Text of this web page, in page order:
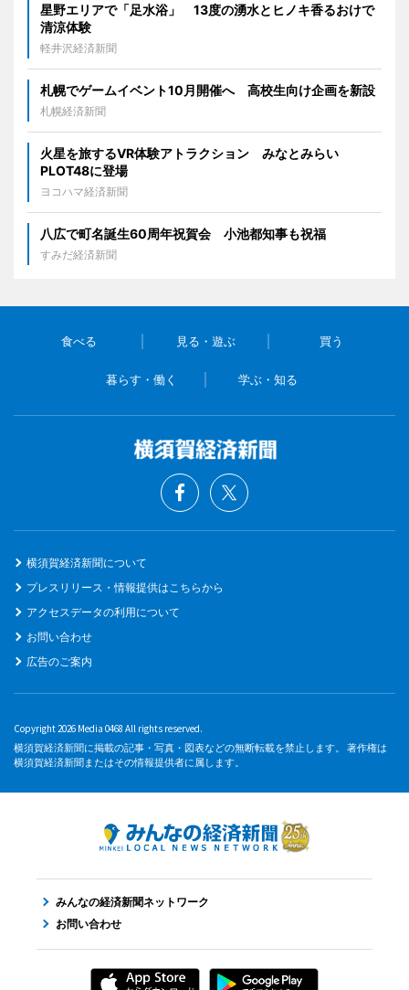
星野エリアで「足水浴」 13度の湧水とヒノキ香るおけで
清涼体験
軽井沢経済新聞
札幌でゲームイベント10月開催へ 高校生向け企画を新設
札幌経済新聞
火星を旅するVR体験アトラクション みなとみらい
PLOT48に登場
ヨコハマ経済新聞
八広で町名誕生60周年祝賀会 小池都知事も祝福
すみだ経済新聞
食べる 見る・遊ぶ 買う
暮らす・働く 学ぶ・知る
横須賀経済新聞について
プレスリリース・情報提供はこちらから
アクセスデータの利用について
お問い合わせ
広告のご案内
Copyright 2026 Media 0468 All rights reserved.
横須賀経済新聞に掲載の記事・写真・図表などの無断転載を禁止します。 著作権は
横須賀経済新聞またはその情報提供者に属します。
みんなの経済新聞ネットワーク
お問い合わせ